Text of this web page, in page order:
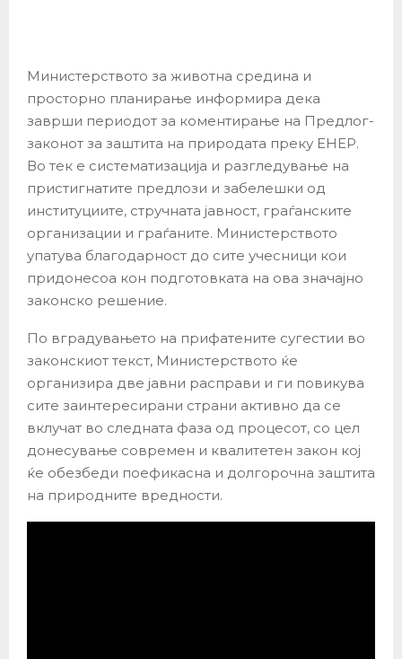
Министерството за животна средина и
просторно планирање информира дека
заврши периодот за коментирање на Предлог-
законот за заштита на природата преку ЕНЕР.
Во тек е систематизација и разгледување на
пристигнатите предлози и забелешки од
институциите, стручната јавност, граѓанските
организации и граѓаните. Министерството
упатува благодарност до сите учесници кои
придонесоа кон подготовката на ова значајно
законско решение.
По вградувањето на прифатените сугестии во
законскиот текст, Министерството ќе
организира две јавни расправи и ги повикува
сите заинтересирани страни активно да се
вклучат во следната фаза од процесот, со цел
донесување современ и квалитетен закон кој
ќе обезбеди поефикасна и долгорочна заштита
на природните вредности.